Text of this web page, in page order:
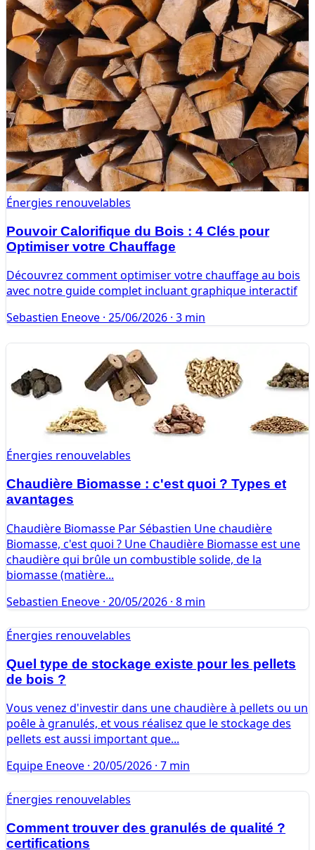
Énergies renouvelables
Pouvoir Calorifique du Bois : 4 Clés pour
Optimiser votre Chauffage
Découvrez comment optimiser votre chauffage au bois
avec notre guide complet incluant graphique interactif
Sebastien Eneove · 25/06/2026 · 3 min
Énergies renouvelables
Chaudière Biomasse : c'est quoi ? Types et
avantages
Chaudière Biomasse Par Sébastien Une chaudière
Biomasse, c'est quoi ? Une Chaudière Biomasse est une
chaudière qui brûle un combustible solide, de la
biomasse (matière...
Sebastien Eneove · 20/05/2026 · 8 min
Énergies renouvelables
Quel type de stockage existe pour les pellets
de bois ?
Vous venez d'investir dans une chaudière à pellets ou un
poêle à granulés, et vous réalisez que le stockage des
pellets est aussi important que...
Equipe Eneove · 20/05/2026 · 7 min
Énergies renouvelables
Comment trouver des granulés de qualité ?
certifications